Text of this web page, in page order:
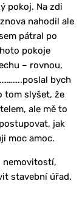
pokoj. Na zdi
nahodil ale
pátral po
pokoje
– rovnou,
bych
tom slyšet, že
ale mě to
jak
moc amoc.
nemovitostí,
stavební úřad.